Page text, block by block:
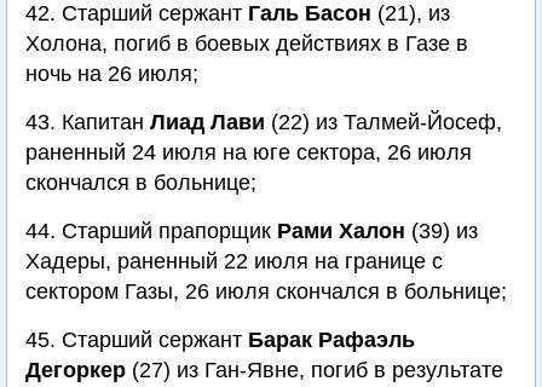
42. Старший сержант Галь Басон (21), из
Холона, погиб в боевых действиях в Газе в
ночь на 26 июля;
43. Капитан Лиад Лави (22) из Талмей-Йосеф,
раненный 24 июля на юге сектора, 26 июля
скончался в больнице;
44. Старший прапорщик Рами Халон (39) из
Хадеры, раненный 22 июля на границе с
сектором Газы, 26 июля скончался в больнице;
45. Старший сержант Барак Рафаэль
Дегоркер (27) из Ган-Явне, погиб в результате